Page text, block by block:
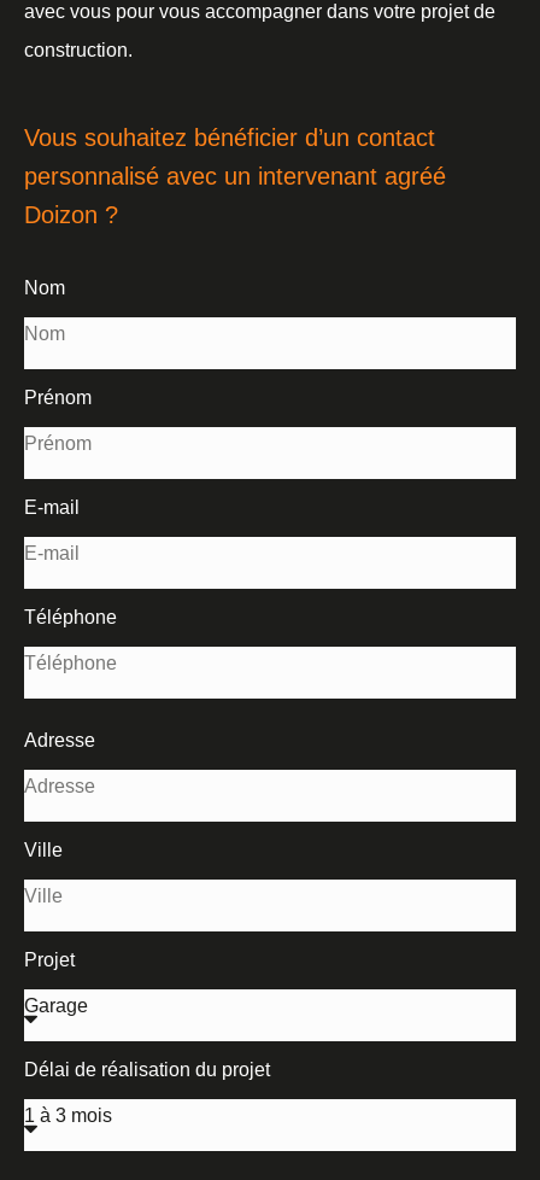
avec vous pour vous accompagner dans votre projet de
construction.
Vous souhaitez bénéficier d’un contact
personnalisé avec un intervenant agréé
Doizon ?
Nom
Prénom
E-mail
Téléphone
Adresse
Ville
Projet
Délai de réalisation du projet